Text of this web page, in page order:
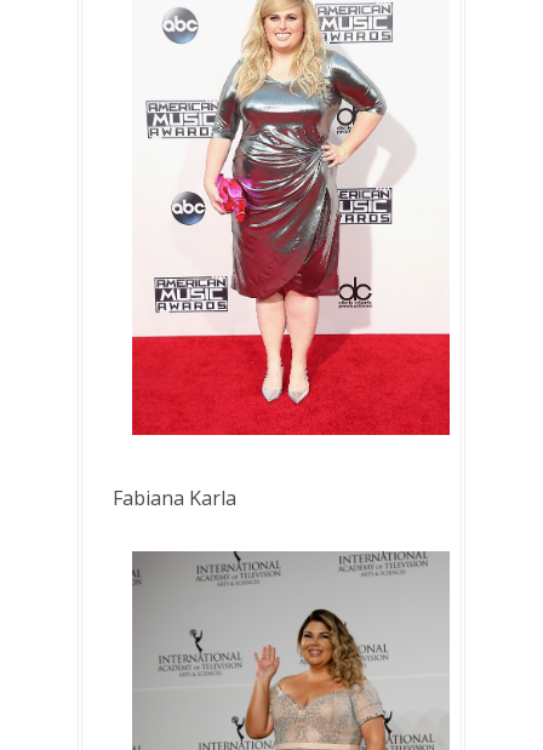
Fabiana Karla